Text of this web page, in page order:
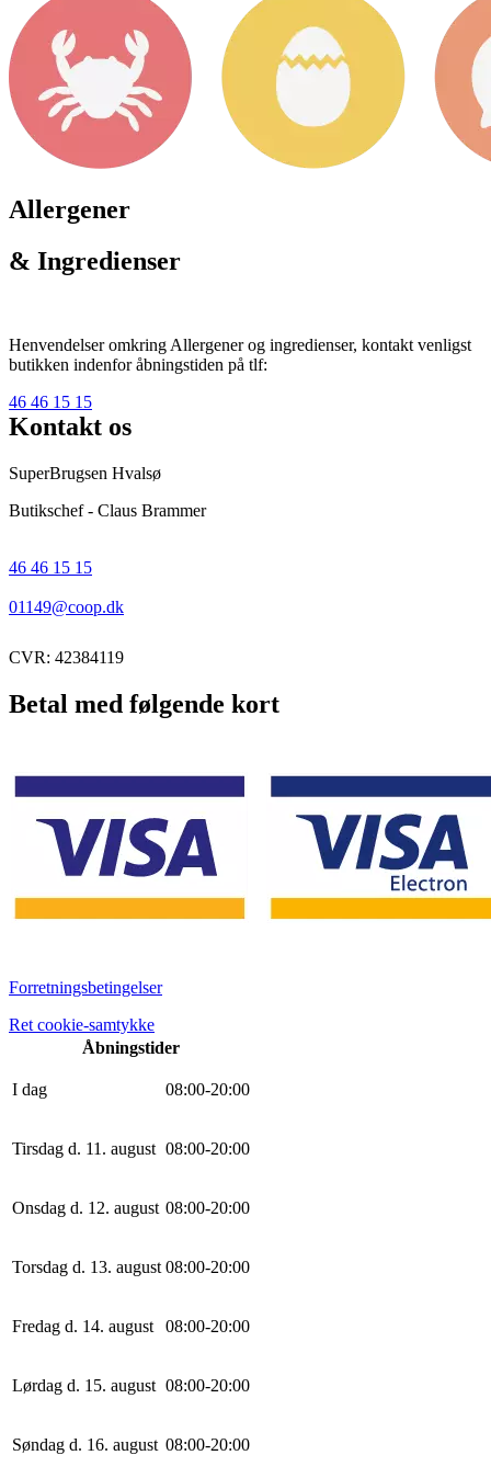
Allergener
& Ingredienser
Henvendelser omkring Allergener og ingredienser, kontakt venligst
butikken indenfor åbningstiden på tlf:
46 46 15 15
Kontakt os
SuperBrugsen Hvalsø
Butikschef - Claus Brammer
46 46 15 15
01149@coop.dk
CVR: 42384119
Betal med følgende kort
Forretningsbetingelser
Ret cookie-samtykke
Åbningstider
I dag 08:00-20:00
Tirsdag d. 11. august 08:00-20:00
Onsdag d. 12. august 08:00-20:00
Torsdag d. 13. august 08:00-20:00
Fredag d. 14. august 08:00-20:00
Lørdag d. 15. august 08:00-20:00
Søndag d. 16. august 08:00-20:00